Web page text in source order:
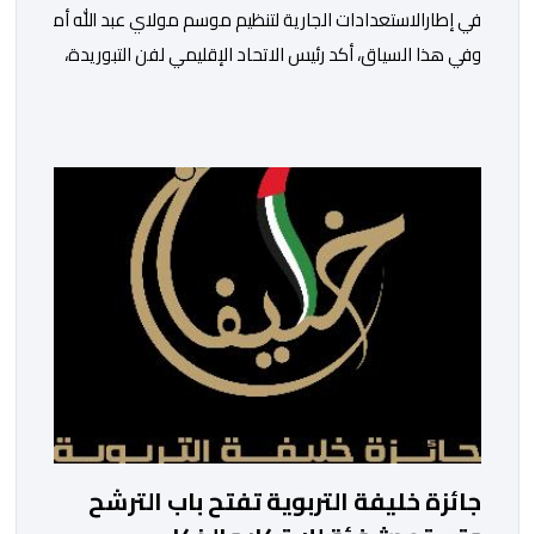
في إطارالاستعدادات الجارية لتنظيم موسم مولاي عبد الله
وفي هذا السياق، أكد رئيس الاتحاد الإقليمي لفن التبوريدة،
ولم تخل هذه الدورة من مؤشرات إيجابية على مستوى
وتبرز هذه الأرقام الحجم الكبير الذي باتت تعرفه
ومن المرتقب أن تعرف فعاليات الموسم إقبالا جماهيريا
واسعا،في ظل الشغف الكبير الذي يحظى به فن التبوريدة،
جائزة خليفة التربوية تفتح باب الترشح